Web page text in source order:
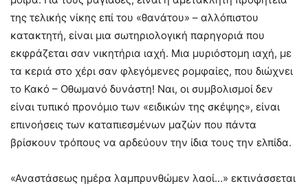
της τελικής νίκης επί του «θανάτου» – αλλόπιστου
κατακτητή, είναι μια σωτηριολογική παρηγοριά που
εκφράζεται σαν νικητήρια ιαχή. Μια μυριόστομη ιαχή, με
τα κεριά στο χέρι σαν φλεγόμενες ρομφαίες, που διώχνει
το Κακό – Οθωμανό δυνάστη! Ναι, οι συμβολισμοί δεν
είναι τυπικό προνόμιο των «ειδικών της σκέψης», είναι
επινοήσεις των καταπιεσμένων μαζών που πάντα
βρίσκουν τρόπους να αρδεύουν την ίδια τους την ελπίδα.
«Αναστάσεως ημέρα λαμπρυνθώμεν λαοί…» εκτινάσσεται